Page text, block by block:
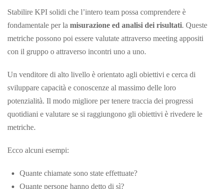
Stabilire KPI solidi che l’intero team possa comprendere è
fondamentale per la misurazione ed analisi dei risultati. Queste
metriche possono poi essere valutate attraverso meeting appositi
con il gruppo o attraverso incontri uno a uno.
Un venditore di alto livello è orientato agli obiettivi e cerca di
sviluppare capacità e conoscenze al massimo delle loro
potenzialità. Il modo migliore per tenere traccia dei progressi
quotidiani e valutare se si raggiungono gli obiettivi è rivedere le
metriche.
Ecco alcuni esempi:
Quante chiamate sono state effettuate?
Quante persone hanno detto di sì?